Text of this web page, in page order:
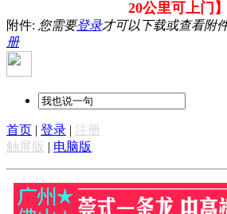
20公里可上门】
附件: 您需要登录才可以下载或查看附
册
首页 | 登录 | 注册
触屏版 | 电脑版